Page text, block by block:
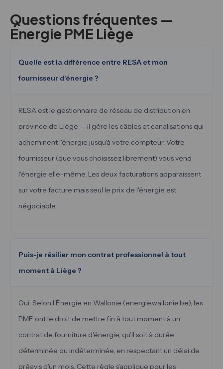
Questions fréquentes —
Énergie PME Liège
Quelle est la différence entre RESA et mon
fournisseur d'énergie ?
RESA est le gestionnaire de réseau de distribution en
province de Liège — il gère les câbles et canalisations qui
acheminent l'énergie jusqu'à votre compteur. Votre
fournisseur (que vous choisissez librement) vous vend
l'énergie elle-même. Les deux facturations apparaissent
sur votre facture mais seul le prix de l'énergie est
négociable.
Puis-je résilier mon contrat professionnel à tout
moment à Liège ?
Oui. Selon l'Énergie en Wallonie (energie.wallonie.be), les
PME ont le droit de mettre fin à tout moment à un
contrat de fourniture d'énergie, qu'il soit à durée
déterminée ou indéterminée, en respectant un délai de
préavis d'un mois. Cette règle s'applique pour les